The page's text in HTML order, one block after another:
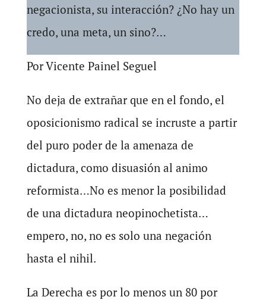
negacionista, su interacción? ¿No hay un
credo, una meta, un sino?…
Por Vicente Painel Seguel
No deja de extrañar que en el fondo, el
oposicionismo radical se incruste a partir
del puro poder de la amenaza de
dictadura, como disuasión al animo
reformista…No es menor la posibilidad
de una dictadura neopinochetista…
empero, no, no es solo una negación
hasta el nihil.
La Derecha es por lo menos un 80 por